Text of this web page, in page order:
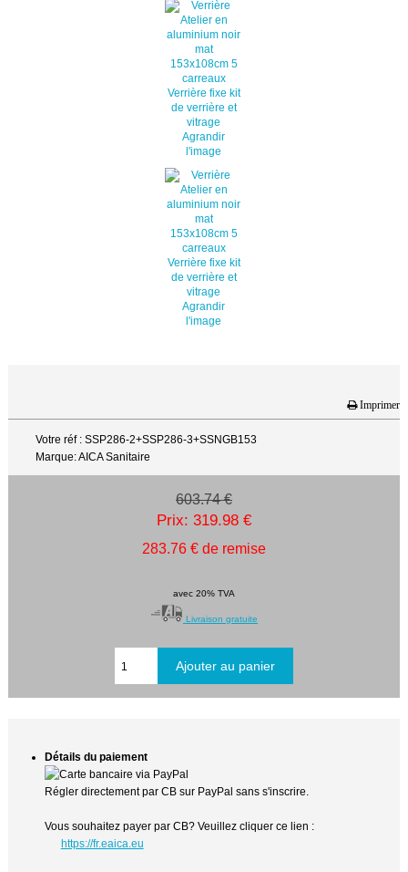
Agrandir
l'image
Agrandir
l'image
Imprimer
Votre réf : SSP286-2+SSP286-3+SSNGB153
Marque: AICA Sanitaire
603.74 €
Prix: 319.98 €
283.76 € de remise
avec 20% TVA
Livraison gratuite
Détails du paiement
Régler directement par CB sur PayPal sans s'inscrire.
Vous souhaitez payer par CB? Veuillez cliquer ce lien :
https://fr.eaica.eu